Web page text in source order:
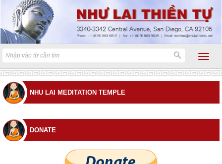
NHU LAI MEDITATION TEMPLE
DONATE